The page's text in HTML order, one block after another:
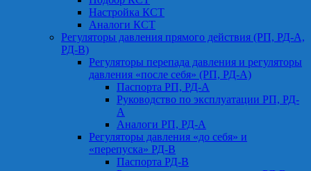
Настройка КСТ
Аналоги КСТ
Регуляторы давления прямого действия (РП, РД-А,
РД-В)
Регуляторы перепада давления и регуляторы
давления «после себя» (РП, РД-А)
Паспорта РП, РД-А
Руководство по эксплуатации РП, РД-
А
Аналоги РП, РД-А
Регуляторы давления «до себя» и
«перепуска» РД-В
Паспорта РД-В